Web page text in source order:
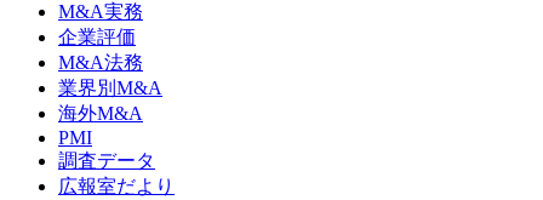
M&A実務
企業評価
M&A法務
業界別M&A
海外M&A
PMI
調査データ
広報室だより